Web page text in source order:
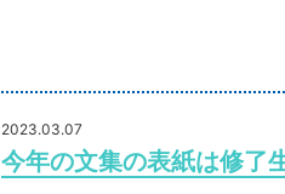
2023.03.07
今年の文集の表紙は修了